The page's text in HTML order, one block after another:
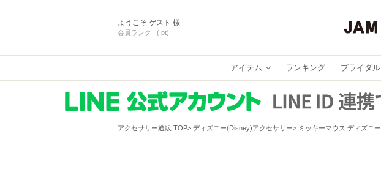
ようこそ ゲスト 様
会員ランク : ( pt)
アイテム ランキング ブライダル
アクセサリー通販 TOP ディズニー(Disney)アクセサリー ミッキーマウス ディズニー